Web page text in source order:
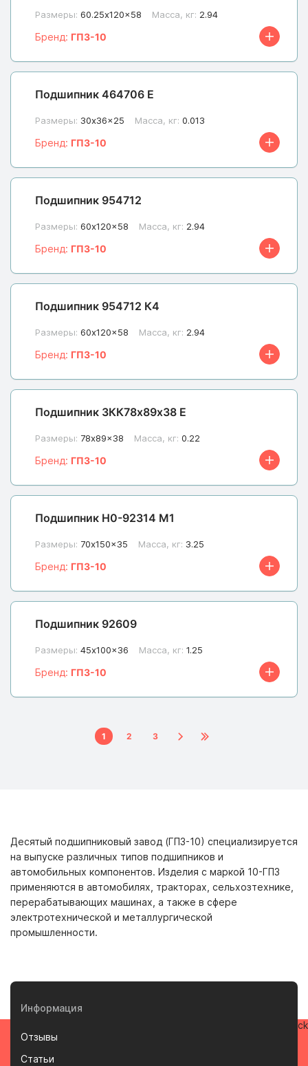
Размеры: 60.25x120x58 Масса, кг: 2.94
Бренд: ГПЗ-10
Подшипник 464706 Е
Размеры: 30x36x25 Масса, кг: 0.013
Бренд: ГПЗ-10
Подшипник 954712
Размеры: 60x120x58 Масса, кг: 2.94
Бренд: ГПЗ-10
Подшипник 954712 К4
Размеры: 60x120x58 Масса, кг: 2.94
Бренд: ГПЗ-10
Подшипник 3КК78х89х38 Е
Размеры: 78x89x38 Масса, кг: 0.22
Бренд: ГПЗ-10
Подшипник Н0-92314 М1
Размеры: 70x150x35 Масса, кг: 3.25
Бренд: ГПЗ-10
Подшипник 92609
Размеры: 45x100x36 Масса, кг: 1.25
Бренд: ГПЗ-10
1 2 3
Десятый подшипниковый завод (ГПЗ-10) специализируется
на выпуске различных типов подшипников и
автомобильных компонентов. Изделия с маркой 10-ГПЗ
применяются в автомобилях, тракторах, сельхозтехнике,
перерабатывающих машинах, а также в сфере
электротехнической и металлургической
промышленности.
Информация
Отзывы
Статьи